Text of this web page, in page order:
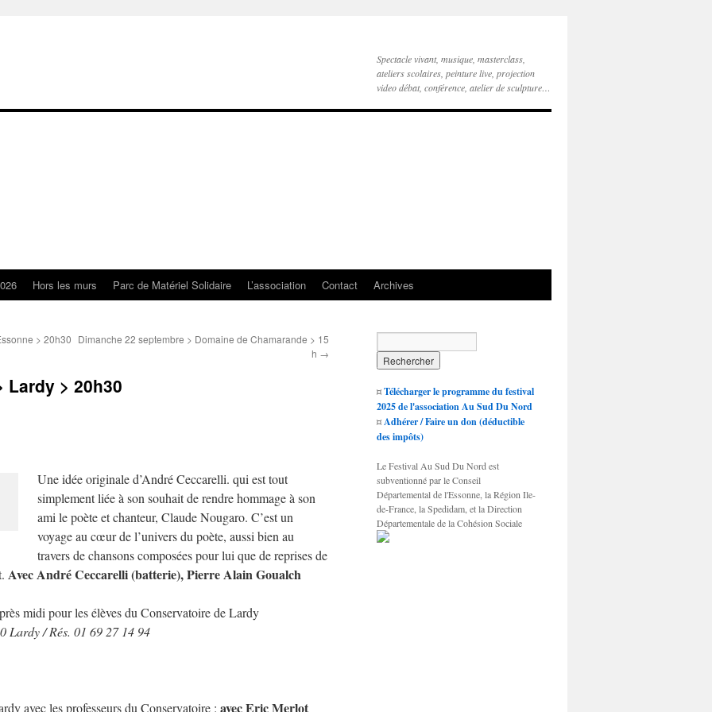
Spectacle vivant, musique, masterclass,
ateliers scolaires, peinture live, projection
video débat, conférence, atelier de sculpture…
Hors les murs Parc de Matériel Solidaire L’association Contact Archives
> 20h30 Dimanche 22 septembre > Domaine de Chamarande > 15
h →
Lardy > 20h30
Une idée originale d’André Ceccarelli. qui est tout
simplement liée à son souhait de rendre hommage à son
ami le poète et chanteur, Claude Nougaro. C’est un
voyage au cœur de l’univers du poète, aussi bien au
travers de chansons composées pour lui que de reprises de
Avec André Ceccarelli (batterie), Pierre Alain Goualch
midi pour les élèves du Conservatoire de Lardy
Lardy /Rés. 01 69 27 14 94
avec les professeurs du Conservatoire : avec Eric Merlot
¤Télécharger le programme du festival
2025 de l'association Au Sud Du Nord
¤Adhérer / Faire un don (déductible
des impôts)
Le Festival Au Sud Du Nord est
subventionné par le Conseil
Départemental de l'Essonne, la Région Ile-
de-France, la Spedidam, et la Direction
Départementale de la Cohésion Sociale